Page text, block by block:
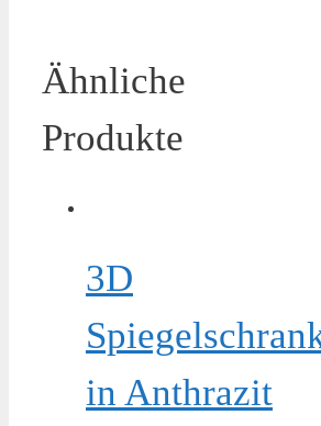
Ähnliche
Produkte
3D
in Anthrazit